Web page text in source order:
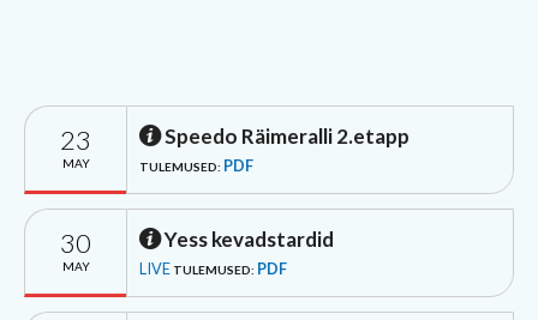
23
MAY
Speedo Räimeralli 2.etapp
TULEMUSED: PDF
30
MAY
Yess kevadstardid
LIVE TULEMUSED: PDF